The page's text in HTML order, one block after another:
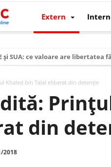
Extern Intern
și SUA: ce valoare are libertatea
al Chinei: cum a devenit
al Rusiei: de ce rezistă?
obosit și Estul care revine: o
în Uniunea Europeană.
Khaled bin Talal eliberat din detenție
din
2018